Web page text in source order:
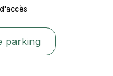
parking